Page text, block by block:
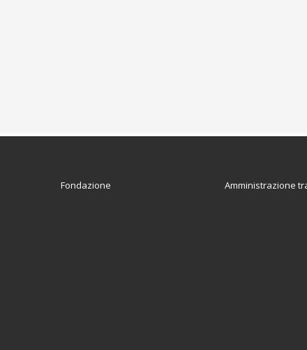
Fondazione Amministrazione